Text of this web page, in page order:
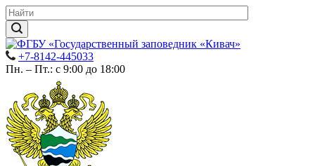
+7-8142-445033
Пн. – Пт.: с 9:00 до 18:00